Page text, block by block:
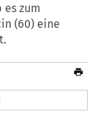
zum
(60) eine